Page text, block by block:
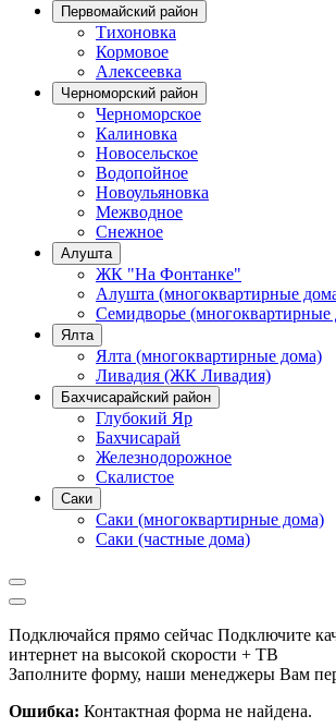
Первомайский район
Тихоновка
Кормовое
Алексеевка
Черноморский район
Черноморское
Калиновка
Новосельское
Водопойное
Новоульяновка
Межводное
Снежное
Алушта
ЖК "На Фонтанке"
Алушта (многоквартирные
Семидворье (многоквартирные
Ялта
Ялта (многоквартирные дома)
Ливадия (ЖК Ливадия)
Бахчисарайский район
Глубокий Яр
Бахчисарай
Железнодорожное
Скалистое
Саки
Саки (многоквартирные дома)
Саки (частные дома)
Подключайся прямо сейчас Подключите
интернет на высокой скорости + ТВ
Заполните форму, наши менеджеры Вам
Ошибка: Контактная форма не найдена.